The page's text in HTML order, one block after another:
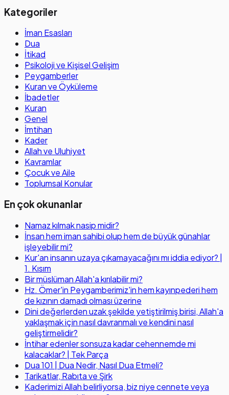
Kategoriler
İman Esasları
Dua
İtikad
Psikoloji ve Kişisel Gelişim
Peygamberler
Kuran ve Öyküleme
İbadetler
Kuran
Genel
İmtihan
Kader
Allah ve Uluhiyet
Kavramlar
Çocuk ve Aile
Toplumsal Konular
En çok okunanlar
Namaz kılmak nasip midir?
İnsan hem iman sahibi olup hem de büyük günahlar
işleyebilir mi?
Kur'an insanın uzaya çıkamayacağını mı iddia ediyor? |
1. Kısım
Bir müslüman Allah'a kırılabilir mi?
Hz. Ömer'in Peygamberimiz'in hem kayınpederi hem
de kızının damadı olması üzerine
Dini değerlerden uzak şekilde yetiştirilmiş birisi, Allah'a
yaklaşmak için nasıl davranmalı ve kendini nasıl
geliştirmelidir?
İntihar edenler sonsuza kadar cehennemde mi
kalacaklar? | Tek Parça
Dua 101 | Dua Nedir, Nasıl Dua Etmeli?
Tarikatlar, Rabıta ve Şirk
Kaderimizi Allah belirliyorsa, biz niye cennete veya